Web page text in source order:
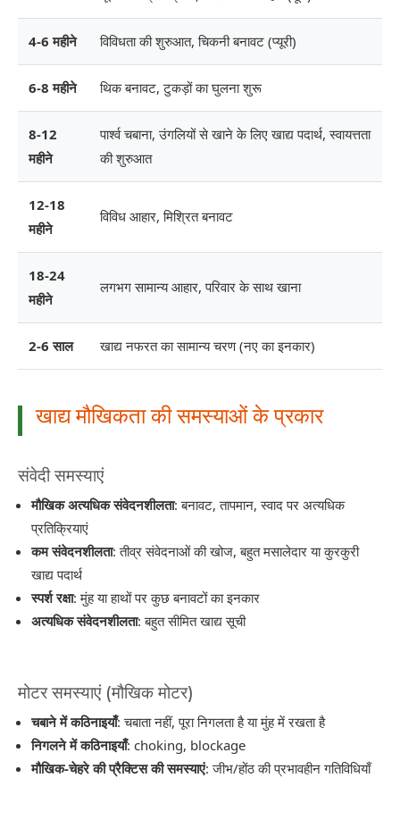
4-6 महीने विविधता की शुरुआत, चिकनी बनावट (प्यूरी)
6-8 महीने थिक बनावट, टुकड़ों का घुलना शुरू
8-12
महीने
पार्श्व चबाना, उंगलियों से खाने के लिए खाद्य पदार्थ, स्वायत्तता
की शुरुआत
12-18
महीने
विविध आहार, मिश्रित बनावट
18-24
महीने
लगभग सामान्य आहार, परिवार के साथ खाना
2-6 साल खाद्य नफरत का सामान्य चरण (नए का इनकार)
खाद्य मौखिकता की समस्याओं के प्रकार
संवेदी समस्याएं
मौखिक अत्यधिक संवेदनशीलता: बनावट, तापमान, स्वाद पर अत्यधिक
प्रतिक्रियाएं
कम संवेदनशीलता: तीव्र संवेदनाओं की खोज, बहुत मसालेदार या कुरकुरी
खाद्य पदार्थ
स्पर्श रक्षा: मुंह या हाथों पर कुछ बनावटों का इनकार
अत्यधिक संवेदनशीलता: बहुत सीमित खाद्य सूची
मोटर समस्याएं (मौखिक मोटर)
चबाने में कठिनाइयाँ: चबाता नहीं, पूरा निगलता है या मुंह में रखता है
निगलने में कठिनाइयाँ: choking, blockage
मौखिक-चेहरे की प्रैक्टिस की समस्याएं: जीभ/होंठ की प्रभावहीन गतिविधियाँ